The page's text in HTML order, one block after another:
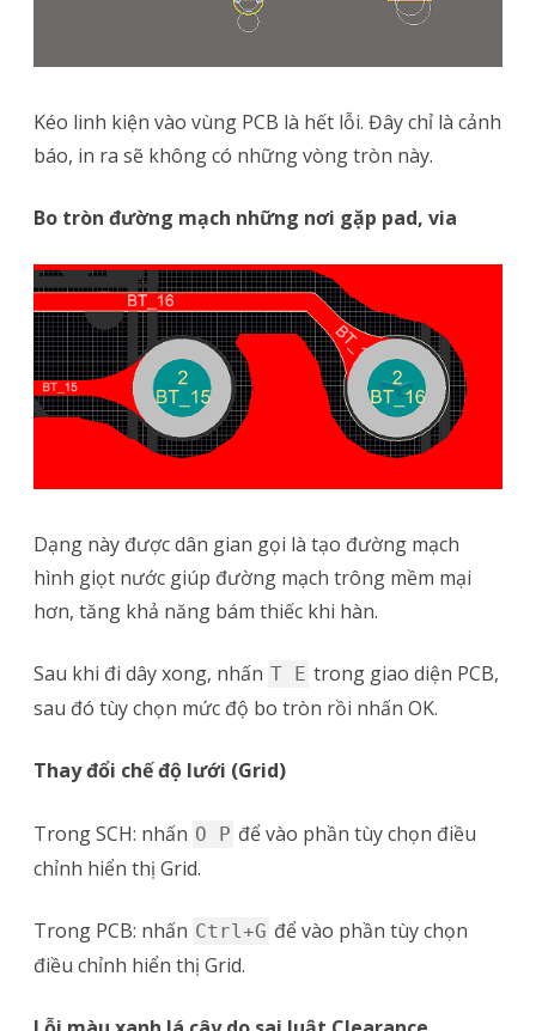
Kéo linh kiện vào vùng PCB là hết lỗi. Đây chỉ là cảnh
báo, in ra sẽ không có những vòng tròn này.
Bo tròn đường mạch những nơi gặp pad, via
Dạng này được dân gian gọi là tạo đường mạch
hình giọt nước giúp đường mạch trông mềm mại
hơn, tăng khả năng bám thiếc khi hàn.
Sau khi đi dây xong, nhấn T E trong giao diện PCB,
sau đó tùy chọn mức độ bo tròn rồi nhấn OK.
Thay đổi chế độ lưới (Grid)
Trong SCH: nhấn O P để vào phần tùy chọn điều
chỉnh hiển thị Grid.
Trong PCB: nhấn Ctrl+G để vào phần tùy chọn
điều chỉnh hiển thị Grid.